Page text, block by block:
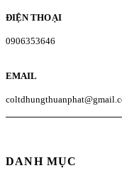
ĐIỆN THOẠI
0906353646
EMAIL
DANH MỤC